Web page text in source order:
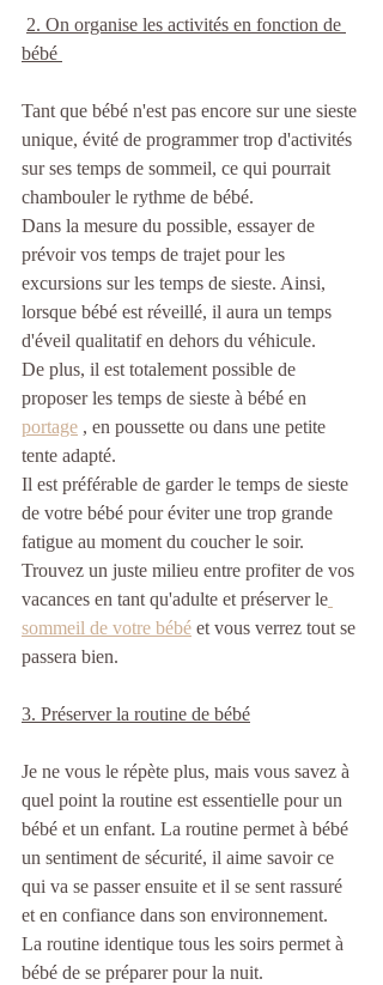
2. On organise les activités en fonction de
bébé
Tant que bébé n'est pas encore sur une sieste
unique, évité de programmer trop d'activités
sur ses temps de sommeil, ce qui pourrait
chambouler le rythme de bébé.
Dans la mesure du possible, essayer de
prévoir vos temps de trajet pour les
excursions sur les temps de sieste. Ainsi,
lorsque bébé est réveillé, il aura un temps
d'éveil qualitatif en dehors du véhicule.
De plus, il est totalement possible de
proposer les temps de sieste à bébé en
portage , en poussette ou dans une petite
tente adapté.
Il est préférable de garder le temps de sieste
de votre bébé pour éviter une trop grande
fatigue au moment du coucher le soir.
Trouvez un juste milieu entre profiter de vos
vacances en tant qu'adulte et préserver le
sommeil de votre bébé et vous verrez tout se
passera bien.
3. Préserver la routine de bébé
Je ne vous le répète plus, mais vous savez à
quel point la routine est essentielle pour un
bébé et un enfant. La routine permet à bébé
un sentiment de sécurité, il aime savoir ce
qui va se passer ensuite et il se sent rassuré
et en confiance dans son environnement.
La routine identique tous les soirs permet à
bébé de se préparer pour la nuit.